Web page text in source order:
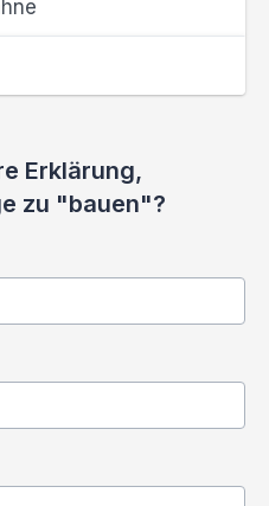
Erklärung,
zu "bauen"?